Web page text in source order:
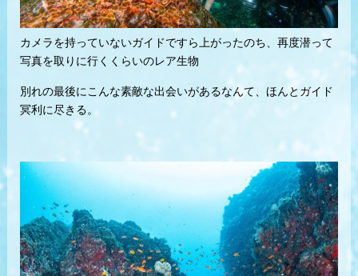
カメラを持っていないガイドですら上がったのち、再度潜って
写真を取りに行くくらいのレア生物
別れの最後にこんな素敵な出会いがあるなんて、ほんとガイド
冥利に尽きる。